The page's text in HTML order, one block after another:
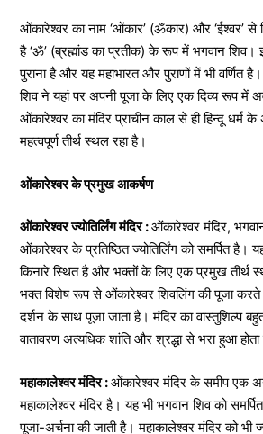
ओंकारेश्वर का नाम ‘ओंकार’ (ॐकार) और ‘ईश्वर’ से
है ‘ॐ’ (ब्रह्मांड का प्रतीक) के रूप में भगवान शिव।
पुराना है और यह महाभारत और पुराणों में भी वर्णित
शिव ने यहां पर अपनी पूजा के लिए एक दिव्य रूप में
ओंकारेश्वर का मंदिर प्राचीन काल से ही हिन्दू धर्म
महत्वपूर्ण तीर्थ स्थल रहा है।
ओंकारेश्वर के प्रमुख आकर्षण
ओंकारेश्वर ज्योतिर्लिंग मंदिर :ओंकारेश्वर मंदिर,
ओंकारेश्वर के प्रतिष्ठित ज्योतिर्लिंग को समर्पित है।
किनारे स्थित है और भक्तों के लिए एक प्रमुख तीर्थ
भक्त विशेष रूप से ओंकारेश्वर शिवलिंग की पूजा करते
दर्शन के साथ पूजा जाता है। मंदिर का वास्तुशिल्प
वातावरण अत्यधिक शांति और श्रद्धा से भरा हुआ होता
महाकालेश्वर मंदिर :ओंकारेश्वर मंदिर के समीप एक
महाकालेश्वर मंदिर है। यह भी भगवान शिव को
पूजा-अर्चना की जाती है। महाकालेश्वर मंदिर को भी